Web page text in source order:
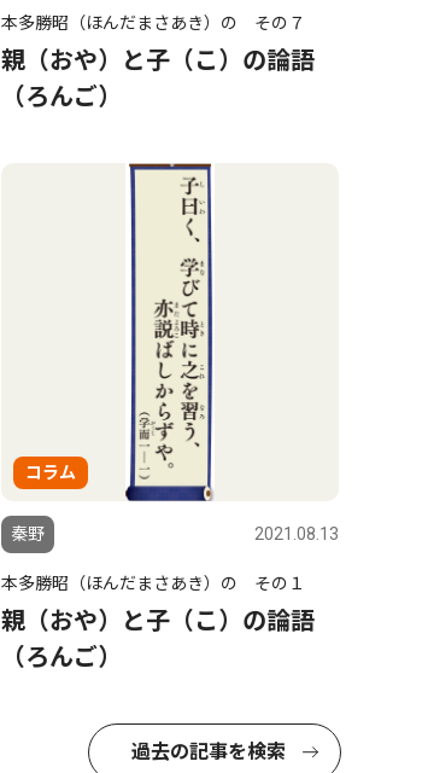
本多勝昭（ほんだまさあき）の その７
親（おや）と子（こ）の論語
（ろんご）
コラム
秦野 2021.08.13
本多勝昭（ほんだまさあき）の その１
親（おや）と子（こ）の論語
（ろんご）
過去の記事を検索